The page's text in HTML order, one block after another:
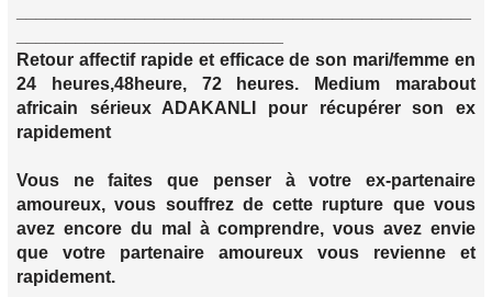
Retour affectif rapide et efficace de son mari/femme en
24 heures,48heure, 72 heures. Medium marabout
africain sérieux ADAKANLI pour récupérer son ex
rapidement
Vous ne faites que penser à votre ex-partenaire
amoureux, vous souffrez de cette rupture que vous
avez encore du mal à comprendre, vous avez envie
que votre partenaire amoureux vous revienne et
rapidement.